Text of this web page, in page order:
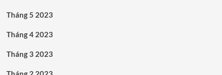
Tháng 5 2023
Tháng 4 2023
Tháng 3 2023